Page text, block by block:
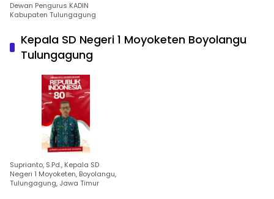
Dewan Pengurus KADIN
Kabupaten Tulungagung
Kepala SD Negeri 1 Moyoketen Boyolangu
Tulungagung
Suprianto, S.Pd., Kepala SD
Negeri 1 Moyoketen, Boyolangu,
Tulungagung, Jawa Timur